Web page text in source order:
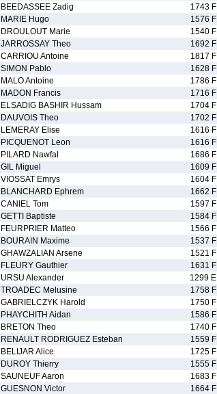
BEEDASSEE Zadig 1743 F
MARIE Hugo 1576 F
DROULOUT Marie 1540 F
JARROSSAY Theo 1692 F
CARRIOU Antoine 1817 F
SIMON Pablo 1628 F
MALO Antoine 1786 F
MADON Francis 1716 F
ELSADIG BASHIR Hussam 1704 F
DAUVOIS Theo 1702 F
LEMERAY Elise 1616 F
PICQUENOT Leon 1616 F
PILARD Nawfal 1686 F
GIL Miguel 1609 F
VIOSSAT Emrys 1604 F
BLANCHARD Ephrem 1662 F
CANIEL Tom 1597 F
GETTI Baptiste 1584 F
FEURPRIER Matteo 1566 F
BOURAIN Maxime 1537 F
GHAWZALIAN Arsene 1521 F
FLEURY Gauthier 1631 F
URSU Alexander 1299 E
TROADEC Melusine 1758 F
GABRIELCZYK Harold 1750 F
PHAYCHITH Aidan 1586 F
BRETON Theo 1740 F
RENAULT RODRIGUEZ Esteban 1559 F
BELIJAR Alice 1725 F
DUROY Thierry 1555 F
SAUNEUF Aaron 1683 F
GUESNON Victor 1664 F